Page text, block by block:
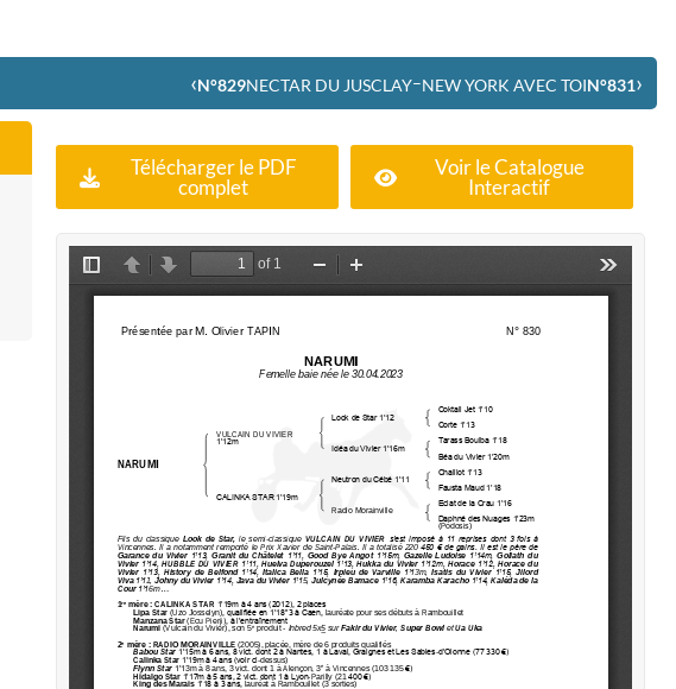
‹N°829NECTAR DU JUSCLAY–NEW YORK AVEC TOIN°831›
Télécharger le PDF
complet
Voir le Catalogue
Interactif